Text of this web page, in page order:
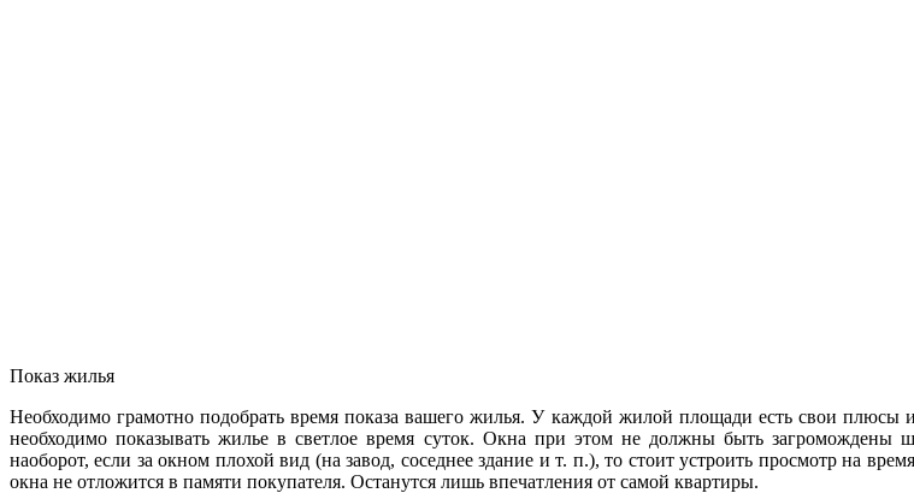
Показ жилья
Необходимо грамотно подобрать время показа вашего жилья. У каждой жилой площади есть свои
необходимо показывать жилье в светлое время суток. Окна при этом не должны быть
наоборот, если за окном плохой вид (на завод, соседнее здание и т. п.), то стоит устроить просмотр на
окна не отложится в памяти покупателя. Останутся лишь впечатления от самой квартиры.